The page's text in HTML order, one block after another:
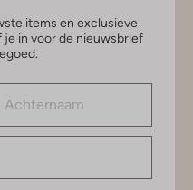
items en exclusieve
je in voor de nieuwsbrief